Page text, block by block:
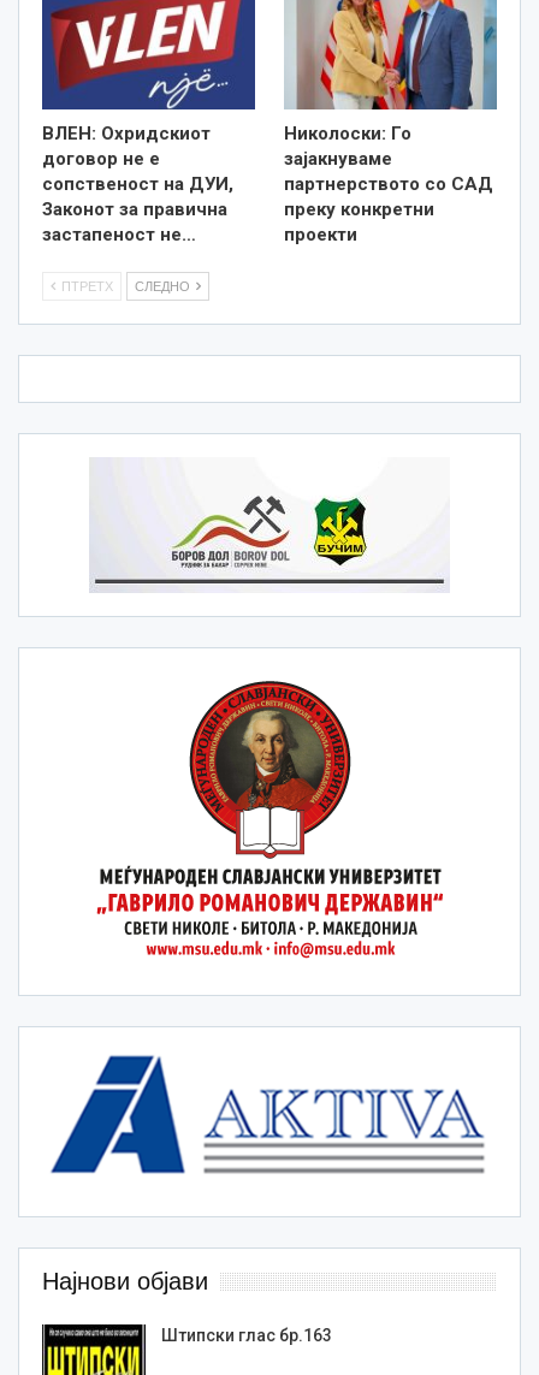
ВЛЕН: Охридскиот
договор не е
сопственост на ДУИ,
Законот за правична
застапеност не…
Николоски: Го
зајакнуваме
партнерството со САД
преку конкретни
проекти
ПТРЕТХ СЛЕДНО
Најнови објави
Штипски глас бр.163